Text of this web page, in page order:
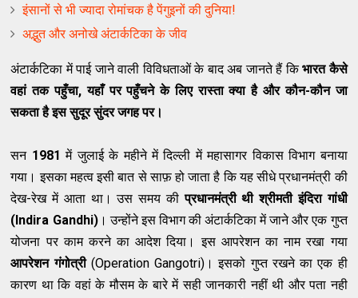
इंसानों से भी ज्यादा रोमांचक है पेंगुइनों की दुनिया!
अद्भुत और अनोखे अंटार्कटिका के जीव
अंटार्कटिका में पाई जाने वाली विविधताओं के बाद अब जानते हैं किभारत कैसे
वहां तक पहुँचा, यहाँ पर पहुँचने के लिए रास्ता क्या है और कौन-कौन जा
सकता है इस सुदूर सुंदर जगह पर।
सन 1981में जुलाई के महीने में दिल्ली में महासागर विकास विभाग बनाया
गया। इसका महत्व इसी बात से साफ़ हो जाता है कि यह सीधे प्रधानमंत्री की
देख-रेख में आता था। उस समय कीप्रधानमंत्रीथी श्रीमती इंदिरा गांधी
(Indira Gandhi)। उन्होंने इस विभाग की अंटार्कटिका में जाने और एक गुप्त
योजना पर काम करने का आदेश दिया। इस आपरेशन का नाम रखा गया
आपरेशन गंगोत्री(Operation Gangotri)।इसको गुप्त रखने का एक ही
कारण था कि वहां के मौसम के बारे में सही जानकारी नहीं थी और पता नही